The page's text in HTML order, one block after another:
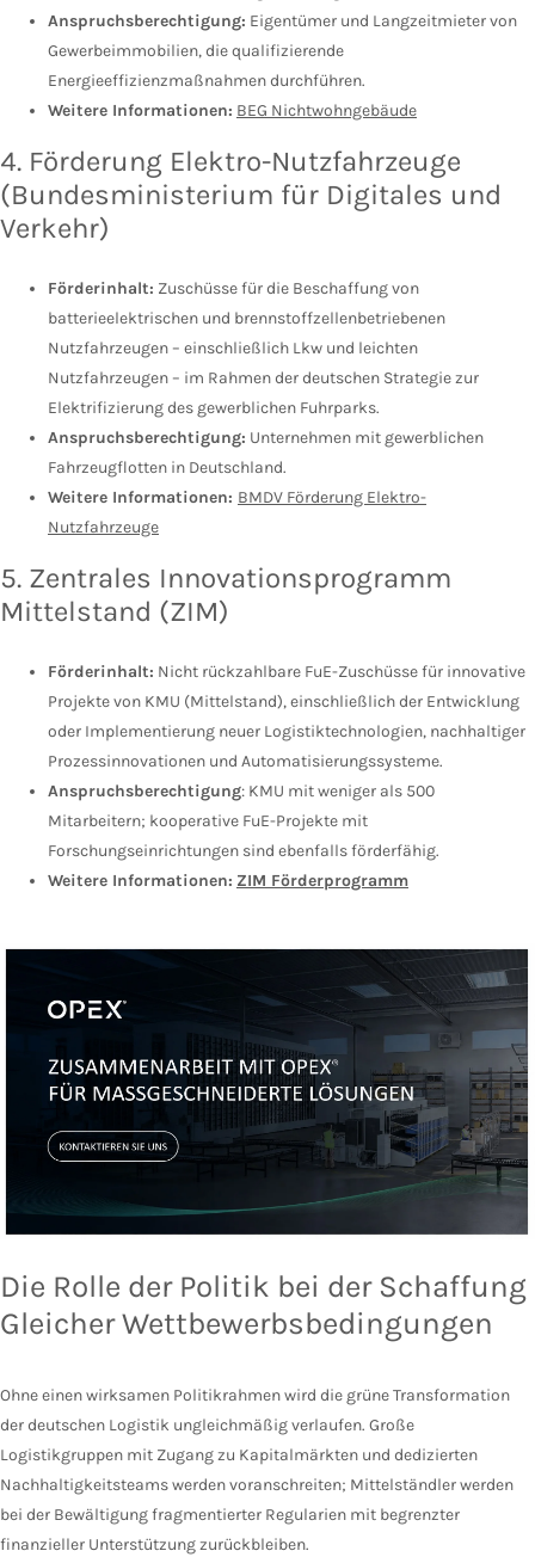
Anspruchsberechtigung: Eigentümer und Langzeitmieter von
Gewerbeimmobilien, die qualifizierende
Energieeffizienzmaßnahmen durchführen.
Weitere Informationen: BEG Nichtwohngebäude
4. Förderung Elektro-Nutzfahrzeuge
(Bundesministerium für Digitales und
Verkehr)
Förderinhalt: Zuschüsse für die Beschaffung von
batterieelektrischen und brennstoffzellenbetriebenen
Nutzfahrzeugen – einschließlich Lkw und leichten
Nutzfahrzeugen – im Rahmen der deutschen Strategie zur
Elektrifizierung des gewerblichen Fuhrparks.
Anspruchsberechtigung: Unternehmen mit gewerblichen
Fahrzeugflotten in Deutschland.
Weitere Informationen: BMDV Förderung Elektro-
Nutzfahrzeuge
5. Zentrales Innovationsprogramm
Mittelstand (ZIM)
Förderinhalt: Nicht rückzahlbare FuE-Zuschüsse für innovative
Projekte von KMU (Mittelstand), einschließlich der Entwicklung
oder Implementierung neuer Logistiktechnologien, nachhaltiger
Prozessinnovationen und Automatisierungssysteme.
Anspruchsberechtigung: KMU mit weniger als 500
Mitarbeitern; kooperative FuE-Projekte mit
Forschungseinrichtungen sind ebenfalls förderfähig.
Weitere Informationen: ZIM Förderprogramm
Die Rolle der Politik bei der Schaffung
Gleicher Wettbewerbsbedingungen
Ohne einen wirksamen Politikrahmen wird die grüne Transformation
der deutschen Logistik ungleichmäßig verlaufen. Große
Logistikgruppen mit Zugang zu Kapitalmärkten und dedizierten
Nachhaltigkeitsteams werden voranschreiten; Mittelständler werden
bei der Bewältigung fragmentierter Regularien mit begrenzter
finanzieller Unterstützung zurückbleiben.